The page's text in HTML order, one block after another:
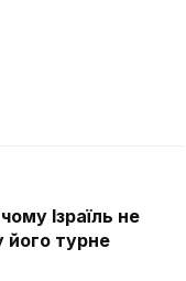
Ізраїль не
турне